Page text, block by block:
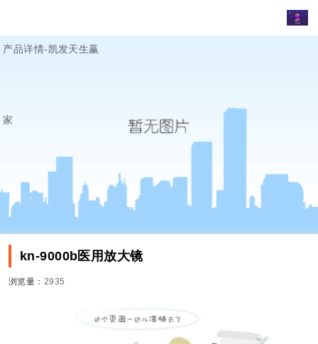
产品详情-凯发天生赢
家
kn-9000b医用放大镜
浏览量： 2935